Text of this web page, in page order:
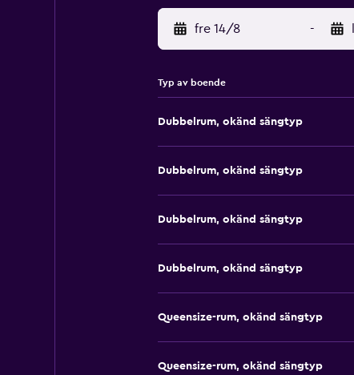
fre 14/8 -
Typ av boende
Dubbelrum, okänd sängtyp
Dubbelrum, okänd sängtyp
Dubbelrum, okänd sängtyp
Dubbelrum, okänd sängtyp
Queensize-rum, okänd sängtyp
Queensize-rum, okänd sängtyp